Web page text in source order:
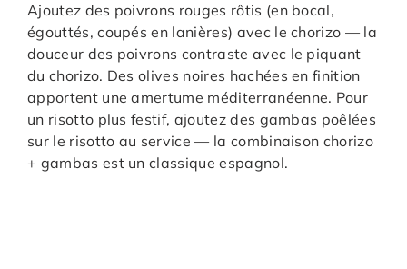
Ajoutez des poivrons rouges rôtis (en bocal,
égouttés, coupés en lanières) avec le chorizo — la
douceur des poivrons contraste avec le piquant
du chorizo. Des olives noires hachées en finition
apportent une amertume méditerranéenne. Pour
un risotto plus festif, ajoutez des gambas poêlées
sur le risotto au service — la combinaison chorizo
+ gambas est un classique espagnol.